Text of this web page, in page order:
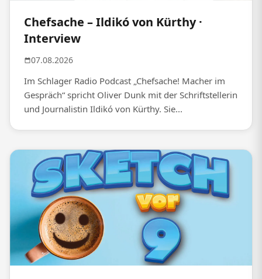
Chefsache – Ildikó von Kürthy ·
Interview
07.08.2026
Im Schlager Radio Podcast „Chefsache! Macher im
Gespräch“ spricht Oliver Dunk mit der Schriftstellerin
und Journalistin Ildikó von Kürthy. Sie...